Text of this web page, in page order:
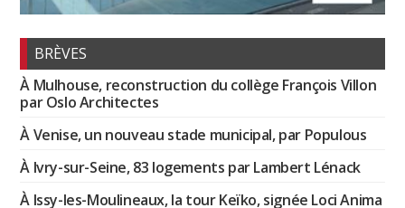
BRÈVES
À Mulhouse, reconstruction du collège François Villon
par Oslo Architectes
À Venise, un nouveau stade municipal, par Populous
À Ivry-sur-Seine, 83 logements par Lambert Lénack
À Issy-les-Moulineaux, la tour Keïko, signée Loci Anima